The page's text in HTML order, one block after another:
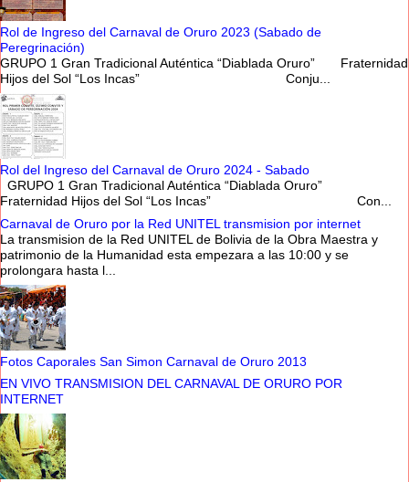
Rol de Ingreso del Carnaval de Oruro 2023 (Sabado de
Peregrinación)
GRUPO 1 Gran Tradicional Auténtica “Diablada Oruro” Fraternidad
Hijos del Sol “Los Incas” Conju...
Rol del Ingreso del Carnaval de Oruro 2024 - Sabado
GRUPO 1 Gran Tradicional Auténtica “Diablada Oruro”
Fraternidad Hijos del Sol “Los Incas” Con...
Carnaval de Oruro por la Red UNITEL transmision por internet
La transmision de la Red UNITEL de Bolivia de la Obra Maestra y
patrimonio de la Humanidad esta empezara a las 10:00 y se
prolongara hasta l...
Fotos Caporales San Simon Carnaval de Oruro 2013
EN VIVO TRANSMISION DEL CARNAVAL DE ORURO POR
INTERNET